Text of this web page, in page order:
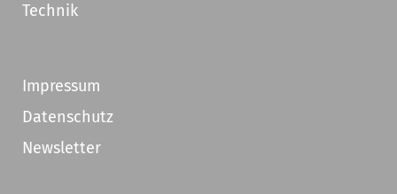
Technik
Impressum
Datenschutz
Newsletter